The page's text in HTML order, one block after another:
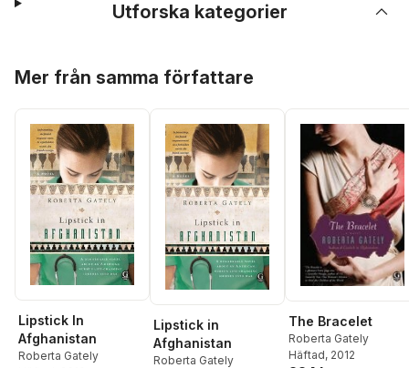
Utforska kategorier
Mer från samma författare
Lipstick In
Afghanistan
Roberta Gately
Lipstick in
Afghanistan
Roberta Gately
The Bracelet
Roberta Gately
Häftad, 2012